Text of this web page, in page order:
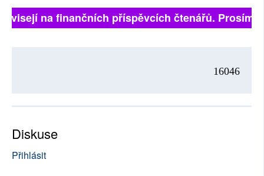
na finančních příspěvcích čtenářů. Prosíme,
16046
Diskuse
Přihlásit